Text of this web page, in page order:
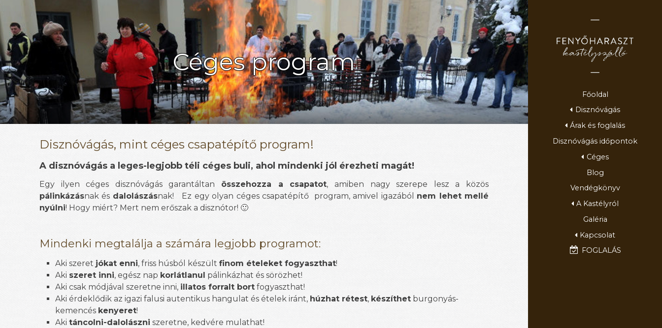
Főoldal
Disznóvágás
Árak és foglalás
Disznóvágás időpontok
Céges
Blog
Vendégkönyv
A Kastélyról
Galéria
Kapcsolat
FOGLALÁS
Céges program
Disznóvágás, mint céges csapatépítő program!
A disznóvágás a leges-legjobb téli céges buli, ahol mindenki jól érezheti magát!
Egy ilyen céges disznóvágás garantáltan összehozza a csapatot, amiben nagy szerepe lesz a közös
pálinkázásnak és dalolászásnak! Ez egy olyan céges csapatépítő program, amivel igazából nem lehet mellé
nyúlni! Hogy miért? Mert nem erőszak a disznótor! 🙂
Mindenki megtalálja a számára legjobb programot:
Aki szeret jókat enni, friss húsból készült finom ételeket fogyaszthat!
Aki szeret inni, egész nap korlátlanul pálinkázhat és sörözhet!
Aki csak módjával szeretne inni, illatos forralt bort fogyaszthat!
Aki érdeklődik az igazi falusi autentikus hangulat és ételek iránt, húzhat rétest, készíthet burgonyás-
kemencés kenyeret!
Aki táncolni-dalolászni szeretne, kedvére mulathat!